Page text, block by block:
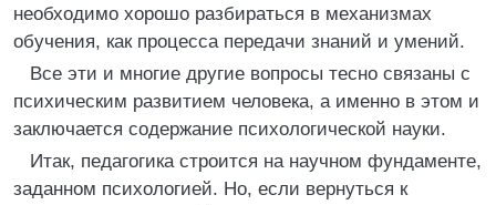
необходимо хорошо разбираться в механизмах
обучения, как процесса передачи знаний и умений.
Все эти и многие другие вопросы тесно связаны с
психическим развитием человека, а именно в этом и
заключается содержание психологической науки.
Итак, педагогика строится на научном фундаменте,
заданном психологией. Но, если вернуться к